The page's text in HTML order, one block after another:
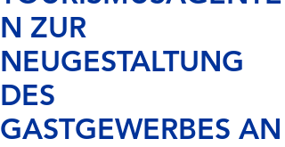
N ZUR
NEUGESTALTUNG
DES
GASTGEWERBES AN